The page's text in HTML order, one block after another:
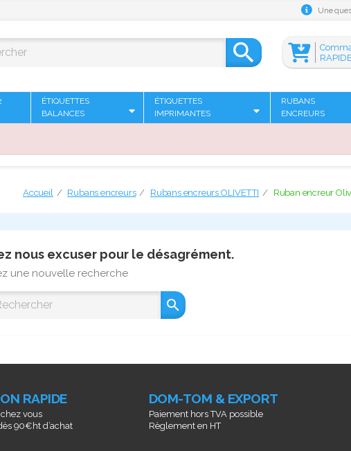
Une

RAPIDE
ÉTIQUETTES
BALANCES
ÉTIQUETTES
IMPRIMANTES
RUBANS
ENCREURS
Accueil Rubans encreurs Rubans encreurs OLIVETTI Ruban encreur
nous excuser pour le désagrément.
une nouvelle recherche

RAPIDE
vous
90€ht d’achat
DOM-TOM & EXPORT
Paiement hors TVA possible
Règlement en HT